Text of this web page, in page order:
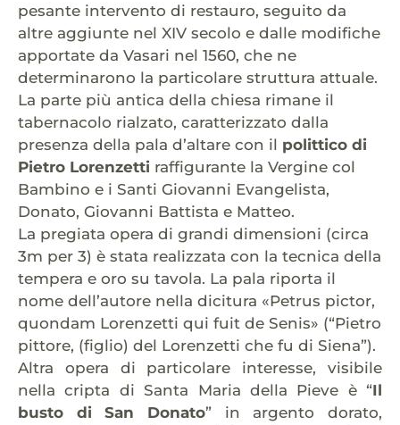
pesante intervento di restauro, seguito da
altre aggiunte nel XIV secolo e dalle modifiche
apportate da Vasari nel 1560, che ne
determinarono la particolare struttura attuale.
La parte più antica della chiesa rimane il
tabernacolo rialzato, caratterizzato dalla
presenza della pala d’altare con il polittico di
Pietro Lorenzetti raffigurante la Vergine col
Bambino e i Santi Giovanni Evangelista,
Donato, Giovanni Battista e Matteo.
La pregiata opera di grandi dimensioni (circa
3m per 3) è stata realizzata con la tecnica della
tempera e oro su tavola. La pala riporta il
nome dell’autore nella dicitura «Petrus pictor,
quondam Lorenzetti qui fuit de Senis» (“Pietro
pittore, (figlio) del Lorenzetti che fu di Siena”).
Altra opera di particolare interesse, visibile
nella cripta di Santa Maria della Pieve è “Il
busto di San Donato” in argento dorato,